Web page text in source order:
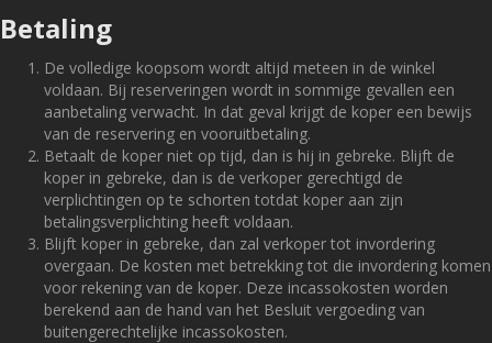
Betaling
De volledige koopsom wordt altijd meteen in de winkel
voldaan. Bij reserveringen wordt in sommige gevallen een
aanbetaling verwacht. In dat geval krijgt de koper een bewijs
van de reservering en vooruitbetaling.
Betaalt de koper niet op tijd, dan is hij in gebreke. Blijft de
koper in gebreke, dan is de verkoper gerechtigd de
verplichtingen op te schorten totdat koper aan zijn
betalingsverplichting heeft voldaan.
Blijft koper in gebreke, dan zal verkoper tot invordering
overgaan. De kosten met betrekking tot die invordering komen
voor rekening van de koper. Deze incassokosten worden
berekend aan de hand van het Besluit vergoeding van
buitengerechtelijke incassokosten.